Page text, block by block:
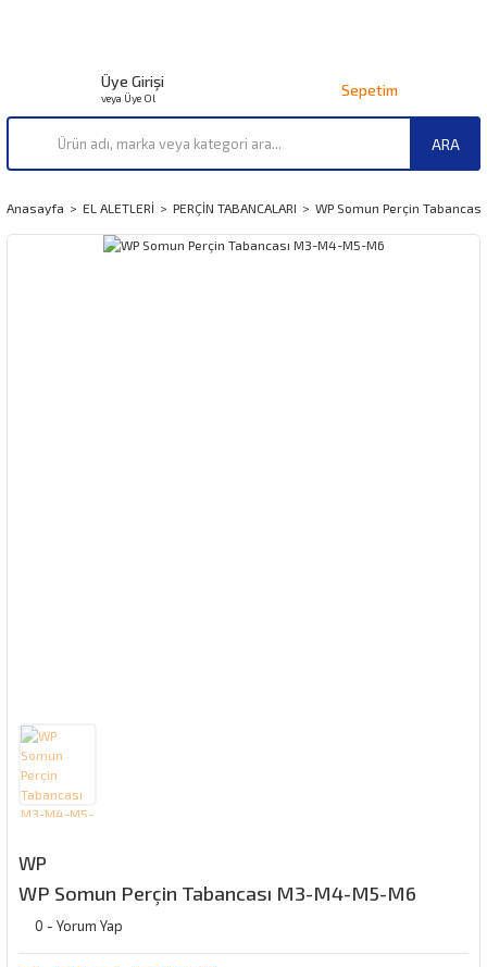
ARA
Üye Girişi
veya Üye Ol Sepetim
Anasayfa EL ALETLERİ PERÇİN TABANCALARI WP Somun Perçin
WP
WP Somun Perçin Tabancası M3-M4-M5-M6
0 - Yorum Yap